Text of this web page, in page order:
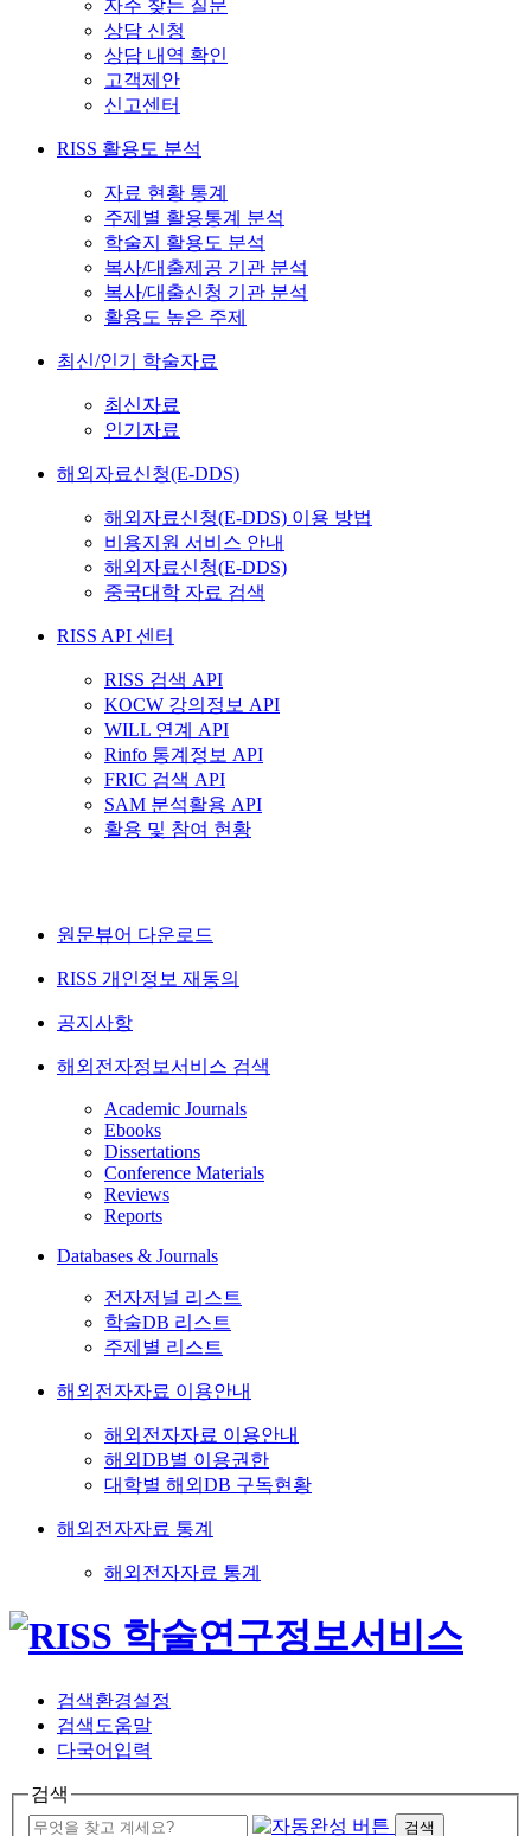
자주 찾는 질문
상담 신청
상담 내역 확인
고객제안
신고센터
RISS 활용도 분석
자료 현황 통계
주제별 활용통계 분석
학술지 활용도 분석
복사/대출제공 기관 분석
복사/대출신청 기관 분석
활용도 높은 주제
최신/인기 학술자료
최신자료
인기자료
해외자료신청(E-DDS)
해외자료신청(E-DDS) 이용 방법
비용지원 서비스 안내
해외자료신청(E-DDS)
중국대학 자료 검색
RISS API 센터
RISS 검색 API
KOCW 강의정보 API
WILL 연계 API
Rinfo 통계정보 API
FRIC 검색 API
SAM 분석활용 API
활용 및 참여 현황
원문뷰어 다운로드
RISS 개인정보 재동의
공지사항
해외전자정보서비스 검색
Academic Journals
Ebooks
Dissertations
Conference Materials
Reviews
Reports
Databases & Journals
전자저널 리스트
학술DB 리스트
주제별 리스트
해외전자자료 이용안내
해외전자자료 이용안내
해외DB별 이용권한
대학별 해외DB 구독현황
해외전자자료 통계
해외전자자료 통계
검색환경설정
검색도움말
다국어입력
검색
검색